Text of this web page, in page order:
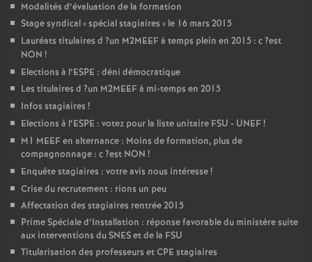
Modalités d’évaluation de la formation
Stage syndical «spécial stagiaires » le 16 mars 2015
Lauréats titulaires d ?un M2MEEFà temps plein en 2015 : c?est
NON !
Elections à l’ESPE : déni démocratique
Les titulaires d ?un M2MEEFà mi-temps en 2015
Infos stagiaires !
Elections à l’ESPE : votez pour la liste unitaire FSU - UNEF!
M1 MEEFen alternance : Moins de formation, plus de
compagnonnage : c?est NON !
Enquête stagiaires : votre avis nous intéresse!
Crise du recrutement : rions un peu
Affectation des stagiaires rentrée 2015
Prime Spéciale d’Installation : réponse favorable du ministère suite
aux interventions duSNESet de la FSU
Titularisation des professeurs etCPE stagiaires